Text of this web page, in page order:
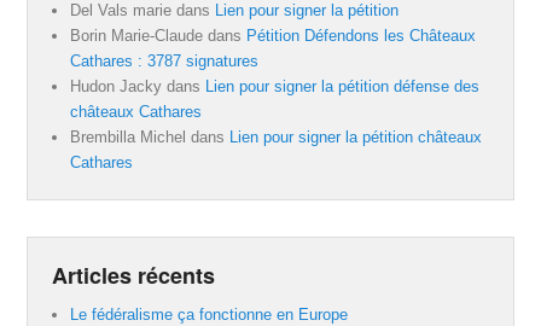
Del Vals marie dans Lien pour signer la pétition
Borin Marie-Claude dans Pétition Défendons les Châteaux
Cathares : 3787 signatures
Hudon Jacky dans Lien pour signer la pétition défense des
châteaux Cathares
Brembilla Michel dans Lien pour signer la pétition châteaux
Cathares
Articles récents
Le fédéralisme ça fonctionne en Europe